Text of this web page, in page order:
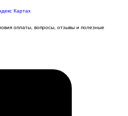
Картах
оплаты, вопросы, отзывы и полезные